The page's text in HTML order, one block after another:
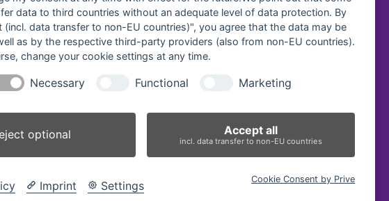
data to third countries without an adequate level of data protection. By
(incl. data transfer to non-EU countries)", you agree that the data may be
as by the respective third-party providers (also from non-EU countries).
change your cookie settings at any time.
Necessary Functional Marketing
optional Accept all
incl. data transfer to non-EU countries
Imprint Settings Cookie Consent by Prive